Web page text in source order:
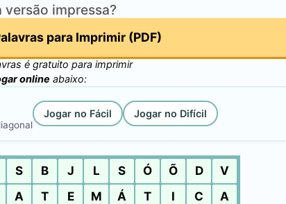
versão impressa?
para Imprimir (PDF)
é gratuito para imprimir
online abaixo:
Jogar no Fácil Jogar no Difícil
S B J L S Ó Õ D
V
A T E M Á T I C
A